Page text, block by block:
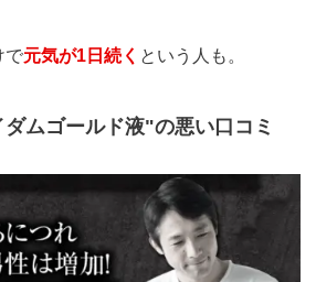
で元気が1日続く という人も。
ムゴールド液"の悪い口コミ